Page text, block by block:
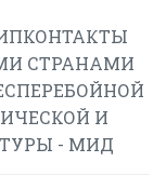
СТРАНАМИ
И
- МИД